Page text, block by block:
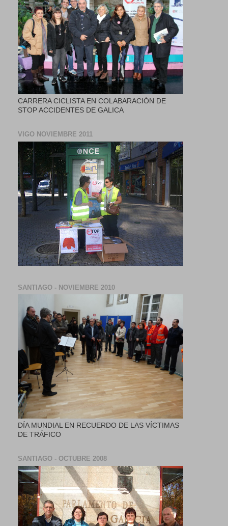
CARRERA CICLISTA EN COLABARACIÓN DE
STOP ACCIDENTES DE GALICA
VIGO NOVIEMBRE 2011
SANTIAGO - NOVIEMBRE 2010
DÍA MUNDIAL EN RECUERDO DE LAS VÍCTIMAS
DE TRÁFICO
SANTIAGO - OCTUBRE 2008